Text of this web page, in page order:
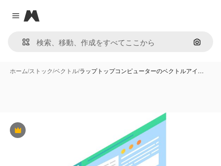
Close menu
Magnific
画像で
ホーム/ストック/ベクトル/ラップトップコンピューターのベクトルアイ…
Premium